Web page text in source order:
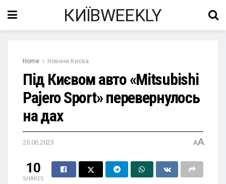
КИЇВWEEKLY
Home Новини Києва
Під Києвом авто «Mitsubishi
Pajero Sport» перевернулось
на дах
25.06.2023 AA
10
SHARES